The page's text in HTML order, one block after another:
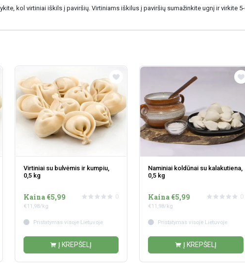
kol virtiniai iškils į paviršių. Virtiniams iškilus į paviršių sumažinkite ugnį ir virkite
Virtiniai su bulvėmis ir kumpiu,
0,5 kg
Kaina €5,99
€11,98/kg
0
Pristatymas visoje Lietuvoje
Į KREPŠELĮ
Naminiai koldūnai su kalakutiena,
0,5 kg
Kaina €5,99
€11,98/kg
0
Pristatymas visoje Lietuvoje
Į KREPŠELĮ